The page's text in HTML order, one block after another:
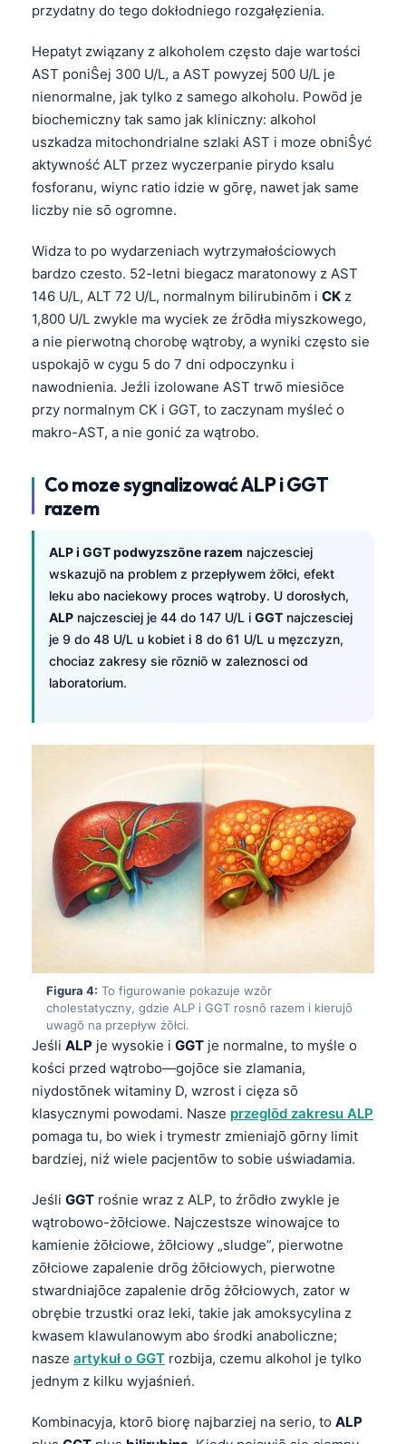
przydatny do tego dokłodniego rozgałęzienia.
Hepatyt związany z alkoholem często daje wartości
AST poniŜej 300 U/L, a AST powyzej 500 U/L je
nienormalne, jak tylko z samego alkoholu. Powōd je
biochemiczny tak samo jak kliniczny: alkohol
uszkadza mitochondrialne szlaki AST i moze obniŜyć
aktywność ALT przez wyczerpanie pirydo ksalu
fosforanu, wiync ratio idzie w gōrę, nawet jak same
liczby nie sō ogromne.
Widza to po wydarzeniach wytrzymałościowych
bardzo czesto. 52-letni biegacz maratonowy z AST
146 U/L, ALT 72 U/L, normalnym bilirubinōm i CK z
1,800 U/L zwykle ma wyciek ze źrōdła miyszkowego,
a nie pierwotną chorobę wątroby, a wyniki często sie
uspokajō w cygu 5 do 7 dni odpoczynku i
nawodnienia. Jeźli izolowane AST trwō miesiōce
przy normalnym CK i GGT, to zaczynam myśleć o
makro-AST, a nie gonić za wątrobo.
Co moze sygnalizować ALP i GGT
razem
ALP i GGT podwyzszōne razem najczesciej
wskazujō na problem z przepływem żōłci, efekt
leku abo naciekowy proces wątroby. U dorosłych,
ALP najczesciej je 44 do 147 U/L i GGT najczesciej
je 9 do 48 U/L u kobiet i 8 do 61 U/L u męzczyzn,
chociaz zakresy sie rōzniō w zaleznosci od
laboratorium.
Figura 4: To figurowanie pokazuje wzōr
cholestatyczny, gdzie ALP i GGT rosnō razem i kierujō
uwagō na przepływ żōłci.
Jeśli ALP je wysokie i GGT je normalne, to myśle o
kości przed wątrobo—gojōce sie zlamania,
niydostōnek witaminy D, wzrost i cięza sō
klasycznymi powodami. Nasze przeglōd zakresu ALP
pomaga tu, bo wiek i trymestr zmieniajō gōrny limit
bardziej, niź wiele pacjentōw to sobie uświadamia.
Jeśli GGT rośnie wraz z ALP, to źrōdło zwykle je
wątrobowo-żōłciowe. Najczestsze winowajce to
kamienie żōłciowe, żōłciowy „sludge”, pierwotne
zōłciowe zapalenie drōg żōłciowych, pierwotne
stwardniajōce zapalenie drōg żōłciowych, zator w
obrębie trzustki oraz leki, takie jak amoksycylina z
kwasem klawulanowym abo środki anaboliczne;
nasze artykuł o GGT rozbija, czemu alkohol je tylko
jednym z kilku wyjaśnień.
Kombinacyja, ktorō biorę najbarziej na serio, to ALP